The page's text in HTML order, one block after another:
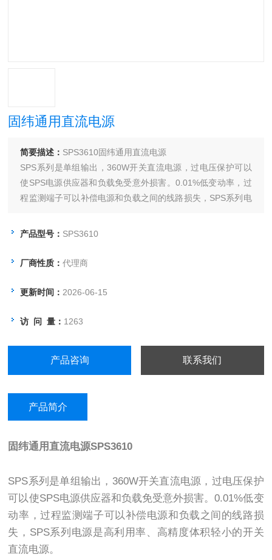
固纬通用直流电源
简要描述： SPS3610固纬通用直流电源
SPS系列是单组输出，360W开关直流电源，过电压保护可以
使SPS电源供应器和负载免受意外损害。0.01%低变动率，过
程监测端子可以补偿电源和负载之间的线路损失，SPS系列电
产品型号： SPS3610
厂商性质：代理商
更新时间： 2026-06-15
访 问 量： 1263
产品咨询 联系我们
产品简介
固纬通用直流电源SPS3610
SPS系列是单组输出，360W开关直流电源，过电压保护
可以使SPS电源供应器和负载免受意外损害。0.01%低变
动率，过程监测端子可以补偿电源和负载之间的线路损
失，SPS系列电源是高利用率、高精度体积轻小的开关
直流电源。